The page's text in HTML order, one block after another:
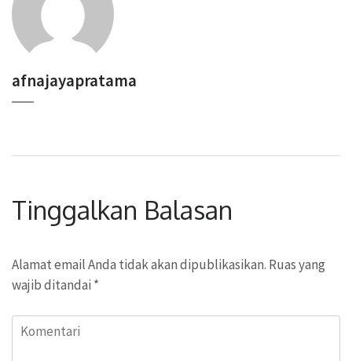
afnajayapratama
Tinggalkan Balasan
Alamat email Anda tidak akan dipublikasikan. Ruas yang
wajib ditandai *
Komentari